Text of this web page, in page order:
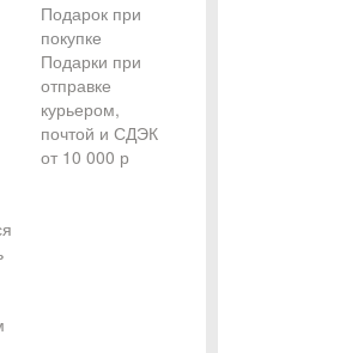
Подарок при
покупке
Подарки при
отправке
курьером,
почтой и СДЭК
от 10 000 р